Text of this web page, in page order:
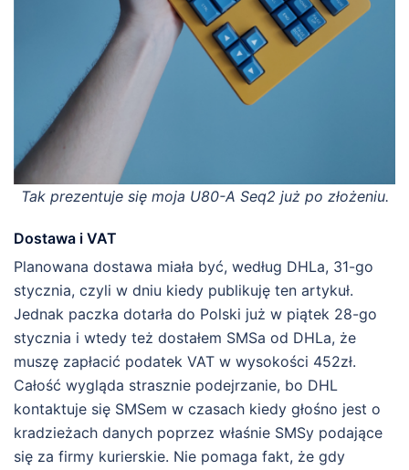
Tak prezentuje się moja U80-A Seq2 już po złożeniu.
Dostawa i VAT
Planowana dostawa miała być, według DHLa, 31-go
stycznia, czyli w dniu kiedy publikuję ten artykuł.
Jednak paczka dotarła do Polski już w piątek 28-go
stycznia i wtedy też dostałem SMSa od DHLa, że
muszę zapłacić podatek VAT w wysokości 452zł.
Całość wygląda strasznie podejrzanie, bo DHL
kontaktuje się SMSem w czasach kiedy głośno jest o
kradzieżach danych poprzez właśnie SMSy podające
się za firmy kurierskie. Nie pomaga fakt, że gdy